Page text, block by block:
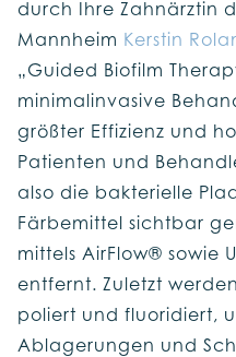
durch Ihre Zahnärztin
Mannheim Kerstin
„Guided Biofilm
minimalinvasive
größter Effizienz und
Patienten und
also die bakterielle
Färbemittel sichtbar
mittels AirFlow® sowie
entfernt. Zuletzt
poliert und fluoridiert,
Ablagerungen und